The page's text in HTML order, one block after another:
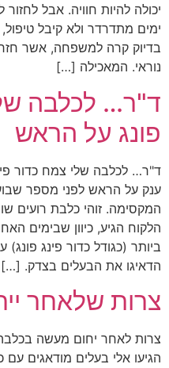
ימים מתדרדר ולא קיבל
בדיוק קרה למשפחה, אשר
נוראי. המאכילה […]
ד"ר… לכלבה
פונג על הראש
ד"ר… לכלבה שלי צמח כדור
ענק על הראש לפני מספר
המקסימה. זוהי כלבת רועים
הלקוח הגיע, כיוון שבימים
ביותר (כגודל כדור פינג
הדאיגו את הבעלים בצדק. […]
צרות שלאחר
צרות לאחר יחום מעשה
הגיעו אלי בעלים מודאגים